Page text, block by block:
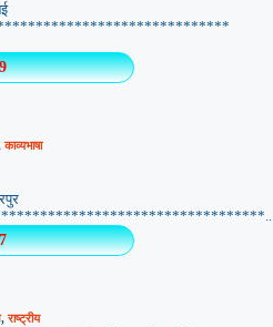
काव्यभाषा
,राष्ट्रीय